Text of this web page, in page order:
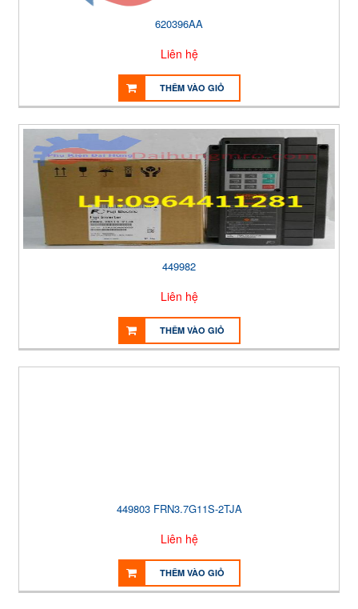
620396AA
Liên hệ
THÊM VÀO GIỎ
449982
Liên hệ
THÊM VÀO GIỎ
449803 FRN3.7G11S-2TJA
Liên hệ
THÊM VÀO GIỎ